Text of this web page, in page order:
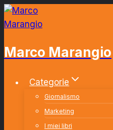
Salta
al
Marco Marangio
Categorie
Giornalismo
Marketing
I miei libri